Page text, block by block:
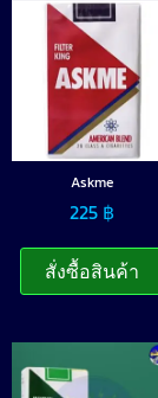
Askme
225 ฿
สั่งซื้อสินค้า